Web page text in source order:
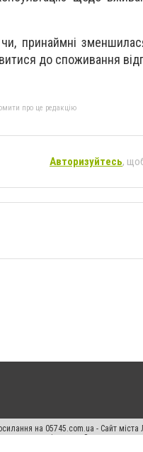
принаймні
до споживання
про це редакцію
Авторизуйтесь,
на 05745.com.ua - Сайт
прав переслідується Законом.